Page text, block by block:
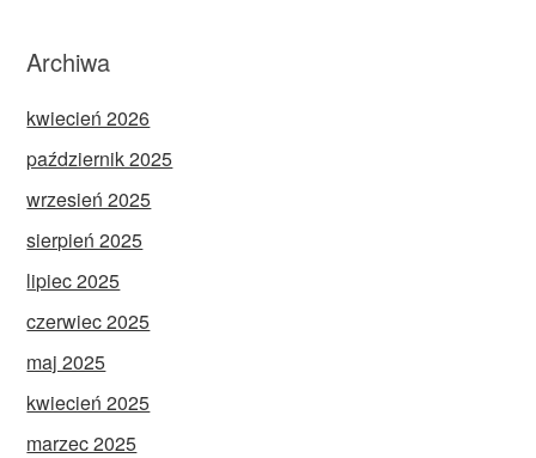
Archiwa
kwiecień 2026
październik 2025
wrzesień 2025
sierpień 2025
lipiec 2025
czerwiec 2025
maj 2025
kwiecień 2025
marzec 2025